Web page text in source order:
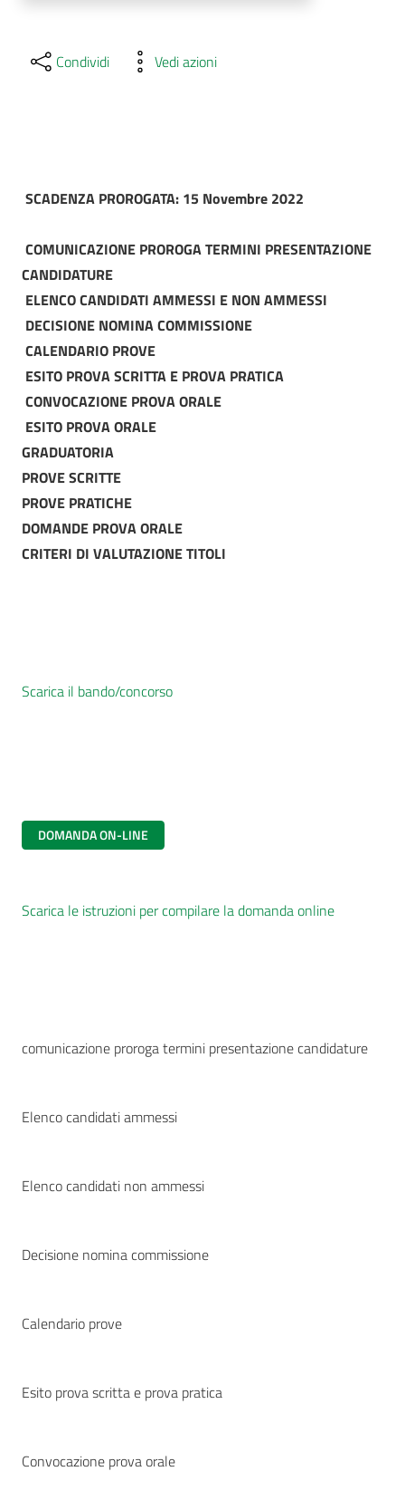
Condividi Vedi azioni
SCADENZA PROROGATA: 15 Novembre 2022
COMUNICAZIONE PROROGA TERMINI PRESENTAZIONE
CANDIDATURE
ELENCO CANDIDATI AMMESSI E NON AMMESSI
DECISIONE NOMINA COMMISSIONE
CALENDARIO PROVE
ESITO PROVA SCRITTA E PROVA PRATICA
CONVOCAZIONE PROVA ORALE
ESITO PROVA ORALE
GRADUATORIA
PROVE SCRITTE
PROVE PRATICHE
DOMANDE PROVA ORALE
CRITERI DI VALUTAZIONE TITOLI
Scarica il bando/concorso
DOMANDA ON-LINE
Scarica le istruzioni per compilare la domanda online
comunicazione proroga termini presentazione candidature
Elenco candidati ammessi
Elenco candidati non ammessi
Decisione nomina commissione
Calendario prove
Esito prova scritta e prova pratica
Convocazione prova orale